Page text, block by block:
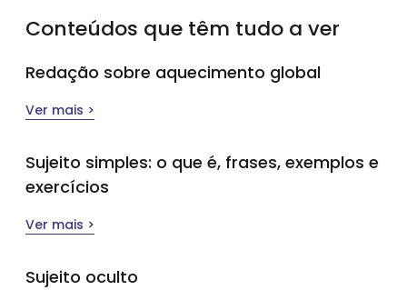
Conteúdos que têm tudo a ver
Redação sobre aquecimento global
Ver mais >
Sujeito simples​: o que é, frases, exemplos e
exercícios
Ver mais >
Sujeito oculto